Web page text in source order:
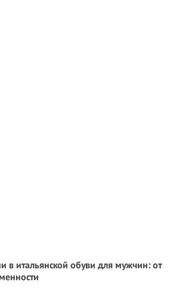
в итальянской обуви для мужчин: от